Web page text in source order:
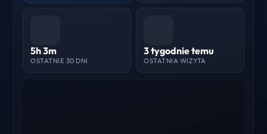
5h 3m
OSTATNIE 30 DNI
3 tygodnie temu
OSTATNIA WIZYTA